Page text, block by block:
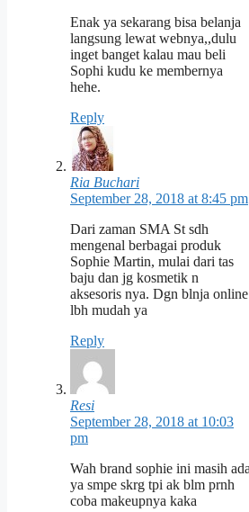
Enak ya sekarang bisa belanja
langsung lewat webnya,,dulu
inget banget kalau mau beli
Sophi kudu ke membernya
hehe.
Reply
Ria Buchari
September 28, 2018 at 8:45 pm
Dari zaman SMA St sdh
mengenal berbagai produk
Sophie Martin, mulai dari tas
baju dan jg kosmetik n
aksesoris nya. Dgn blnja online
lbh mudah ya
Reply
Resi
September 28, 2018 at 10:03
pm
Wah brand sophie ini masih ada
ya smpe skrg tpi ak blm prnh
coba makeupnya kaka